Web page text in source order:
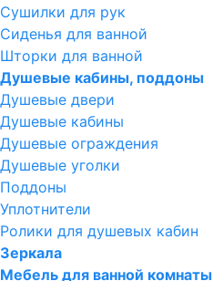
Сушилки для рук
Сиденья для ванной
Шторки для ванной
Душевые кабины, поддоны
Душевые двери
Душевые кабины
Душевые ограждения
Душевые уголки
Поддоны
Уплотнители
Ролики для душевых кабин
Зеркала
Мебель для ванной комнаты